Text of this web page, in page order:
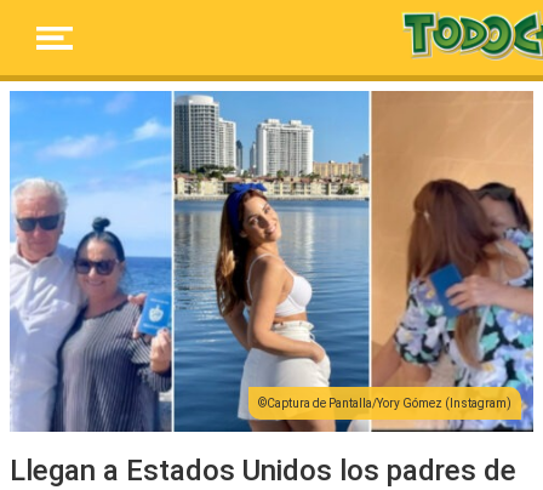
Captura de Pantalla/Yory Gómez (Instagram)
Llegan a Estados Unidos los padres de